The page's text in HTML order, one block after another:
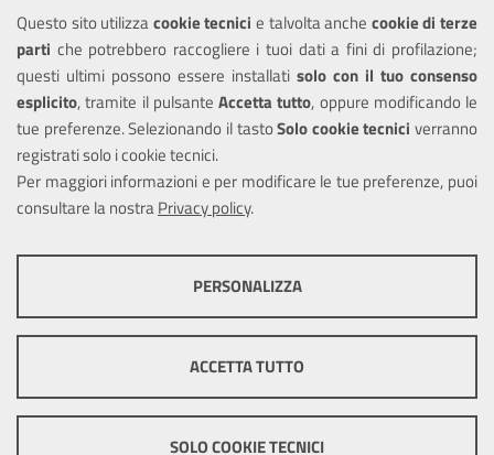
Questo sito utilizzacookie tecnicie talvolta anche cookie di terze
parti che potrebbero raccogliere i tuoi dati a fini di profilazione;
questi ultimi possono essere installati solo con il tuo consenso
esplicito, tramite il pulsante Accetta tutto, oppure modificando le
tue preferenze. Selezionando il tastoSolo cookie tecnici verranno
registrati solo i cookie tecnici.
Per maggiori informazioni e per modificare le tue preferenze, puoi
consultare la nostraPrivacy policy.
ottimale per ogni utente. Essi non raccolgono i tuoi dati e le tue
informazioni di navigazione per scopi di marketing e profilazione, e
pertanto possono essere utilizzati senza bisogno di acquisire il tuo
PERSONALIZZA
ACCETTA TUTTO
SOLO COOKIE TECNICI
Amministrazione trasparente
Informativa privacy
Note legali
Piano di miglioramento del sito
Dichiarazione di accessibilità
Mappa del sito Cookie policy
Sito